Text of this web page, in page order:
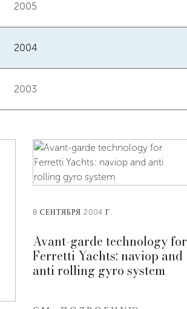
2005
2004
2003
8 СЕНТЯБРЯ 2004 Г.
Avant-garde technology for
Ferretti Yachts: naviop and
anti rolling gyro system